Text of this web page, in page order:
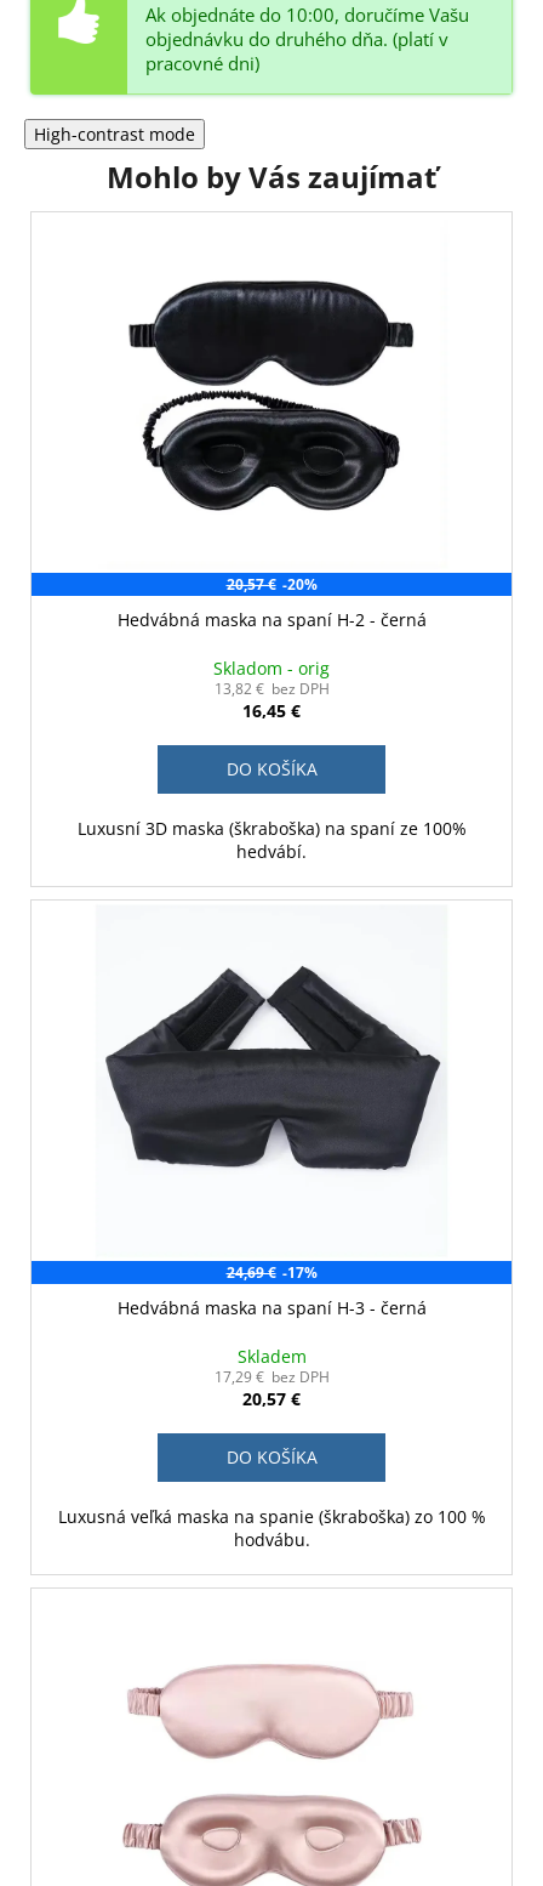
Ak objednáte do 10:00, doručíme Vašu
objednávku do druhého dňa. (platí v
pracovné dni)
High-contrast mode
Mohlo by Vás zaujímať
20,57 € -20%
Hedvábná maska na spaní H-2 - černá
Skladom - orig
13,82 € bez DPH
16,45 €
DO KOŠÍKA
Luxusní 3D maska (škraboška) na spaní ze 100%
hedvábí.
24,69 € -17%
Hedvábná maska na spaní H-3 - černá
Skladem
17,29 € bez DPH
20,57 €
DO KOŠÍKA
Luxusná veľká maska na spanie (škraboška) zo 100 %
hodvábu.